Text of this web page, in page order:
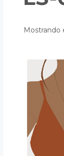
Mostrando